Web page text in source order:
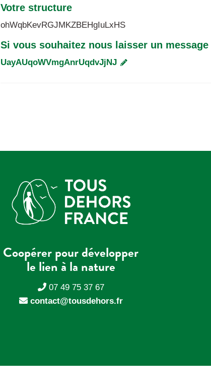
Votre structure
ohWqbKevRGJMKZBEHgIuLxHS
Si vous souhaitez nous laisser un
UayAUqoWVmgAnrUqdvJjNJ
Coopérer pour développer
le lien à la nature
07 49 75 37 67
contact@tousdehors.fr